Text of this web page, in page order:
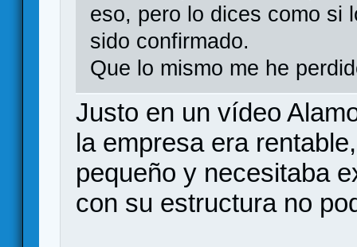
eso, pero lo dices como si
sido confirmado.
Que lo mismo me he
Justo en un vídeo
la empresa era
pequeño y necesitaba
con su estructura no